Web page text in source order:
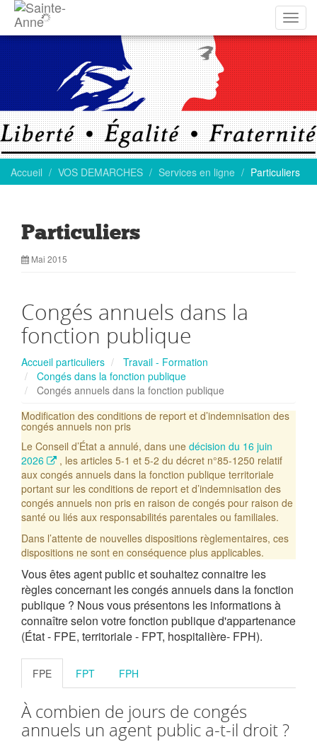
la
Accueil VOS DEMARCHES Services en ligne Particuliers
Particuliers
Mai 2015
Congés annuels dans la
fonction publique
Accueil particuliers
Travail - Formation
Congés dans la fonction publique
Congés annuels dans la fonction publique
Modification des conditions de report et d’indemnisation des
congés annuels non pris
Le Conseil d’État a annulé, dans une décision du 16 juin
2026
, les articles 5-1 et 5-2 du décret n°85-1250 relatif
aux congés annuels dans la fonction publique territoriale
portant sur les conditions de report et d’indemnisation des
congés annuels non pris en raison de congés pour raison de
santé ou liés aux responsabilités parentales ou familiales.
Dans l’attente de nouvelles dispositions règlementaires, ces
dispositions ne sont en conséquence plus applicables.
Vous êtes agent public et souhaitez connaitre les
règles concernant les congés annuels dans la fonction
publique ? Nous vous présentons les informations à
connaître selon votre fonction publique d'appartenance
(État - FPE, territoriale - FPT, hospitalière- FPH).
FPE FPT FPH
À combien de jours de congés
annuels un agent public a-t-il droit ?